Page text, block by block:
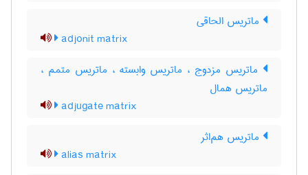
ماتریس الحاقی
adjonit matrix
ماتریس مزدوج ، ماتریس وابسته ، ماتریس متمم ،
ماتریس همال
adjugate matrix
ماتریس هم‌اثر
alias matrix